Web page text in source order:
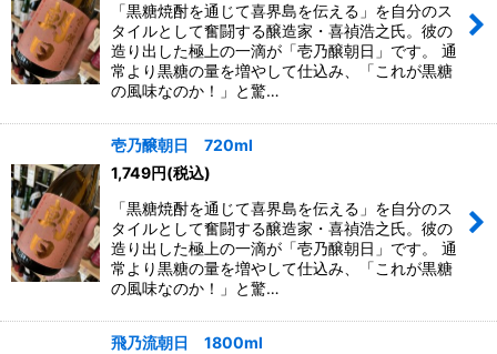
「黒糖焼酎を通じて喜界島を伝える」を自分のス
タイルとして奮闘する醸造家・喜禎浩之氏。彼の
造り出した極上の一滴が「壱乃醸朝日」です。 通
常より黒糖の量を増やして仕込み、「これが黒糖
の風味なのか！」と驚…
壱乃醸朝日 720ml
1,749円(税込)
「黒糖焼酎を通じて喜界島を伝える」を自分のス
タイルとして奮闘する醸造家・喜禎浩之氏。彼の
造り出した極上の一滴が「壱乃醸朝日」です。 通
常より黒糖の量を増やして仕込み、「これが黒糖
の風味なのか！」と驚…
飛乃流朝日 1800ml